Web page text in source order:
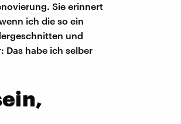
Sie erinnert
ich die so ein
und
Das habe ich selber